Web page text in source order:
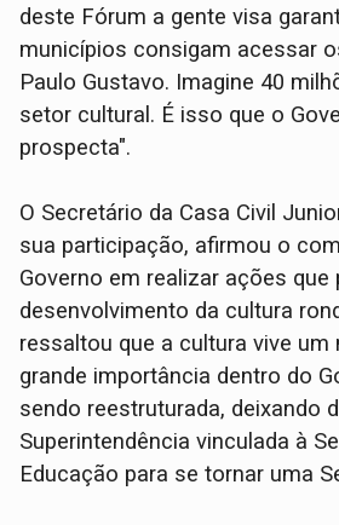
deste Fórum a gente visa
municípios consigam acessar
Paulo Gustavo. Imagine 40
setor cultural. É isso que o
prospecta".
O Secretário da Casa Civil
sua participação, afirmou o
Governo em realizar ações que
desenvolvimento da cultura
ressaltou que a cultura vive um
grande importância dentro do
sendo reestruturada, deixando
Superintendência vinculada à
Educação para se tornar uma